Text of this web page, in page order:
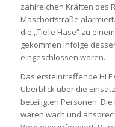
zahlreichen Kräften des
Maschortstraße
die „Tiefe Hase“ zu
gekommen infolge
eingeschlossen waren.
Das ersteintreffende
Überblick über die
beteiligten Personen.
waren wach und